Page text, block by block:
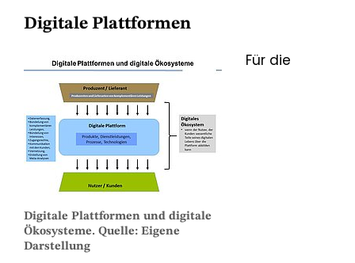
Digitale Plattformen
Digitale Plattformen und digitale
Ökosysteme. Quelle: Eigene
Darstellung
Für die